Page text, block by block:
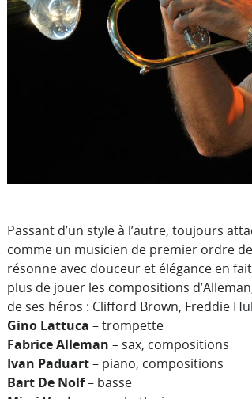
Passant d’un style à l’autre, toujours
comme un musicien de premier ordre
résonne avec douceur et élégance en
plus de jouer les compositions
de ses héros : Clifford Brown, Freddie
Gino Lattuca – trompette
Fabrice Alleman – sax, compositions
Ivan Paduart– piano, compositions
Bart De Nolf– basse